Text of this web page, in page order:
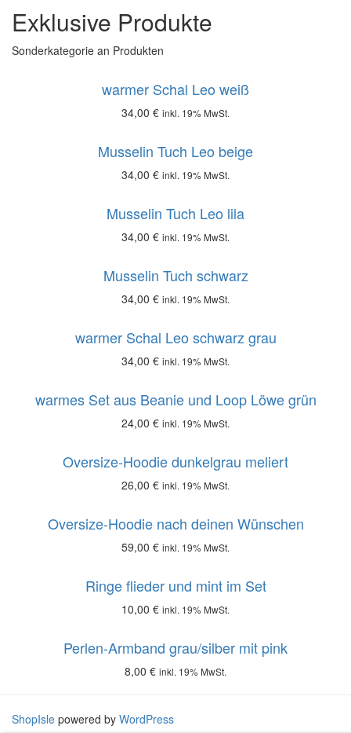
Exklusive Produkte
Sonderkategorie an Produkten
warmer Schal Leo weiß
34,00 € inkl. 19% MwSt.
Musselin Tuch Leo beige
34,00 € inkl. 19% MwSt.
Musselin Tuch Leo lila
34,00 € inkl. 19% MwSt.
Musselin Tuch schwarz
34,00 € inkl. 19% MwSt.
warmer Schal Leo schwarz grau
34,00 € inkl. 19% MwSt.
warmes Set aus Beanie und Loop Löwe grün
24,00 € inkl. 19% MwSt.
Oversize-Hoodie dunkelgrau meliert
26,00 € inkl. 19% MwSt.
Oversize-Hoodie nach deinen Wünschen
59,00 € inkl. 19% MwSt.
Ringe flieder und mint im Set
10,00 € inkl. 19% MwSt.
Perlen-Armband grau/silber mit pink
8,00 € inkl. 19% MwSt.
ShopIsle powered by WordPress